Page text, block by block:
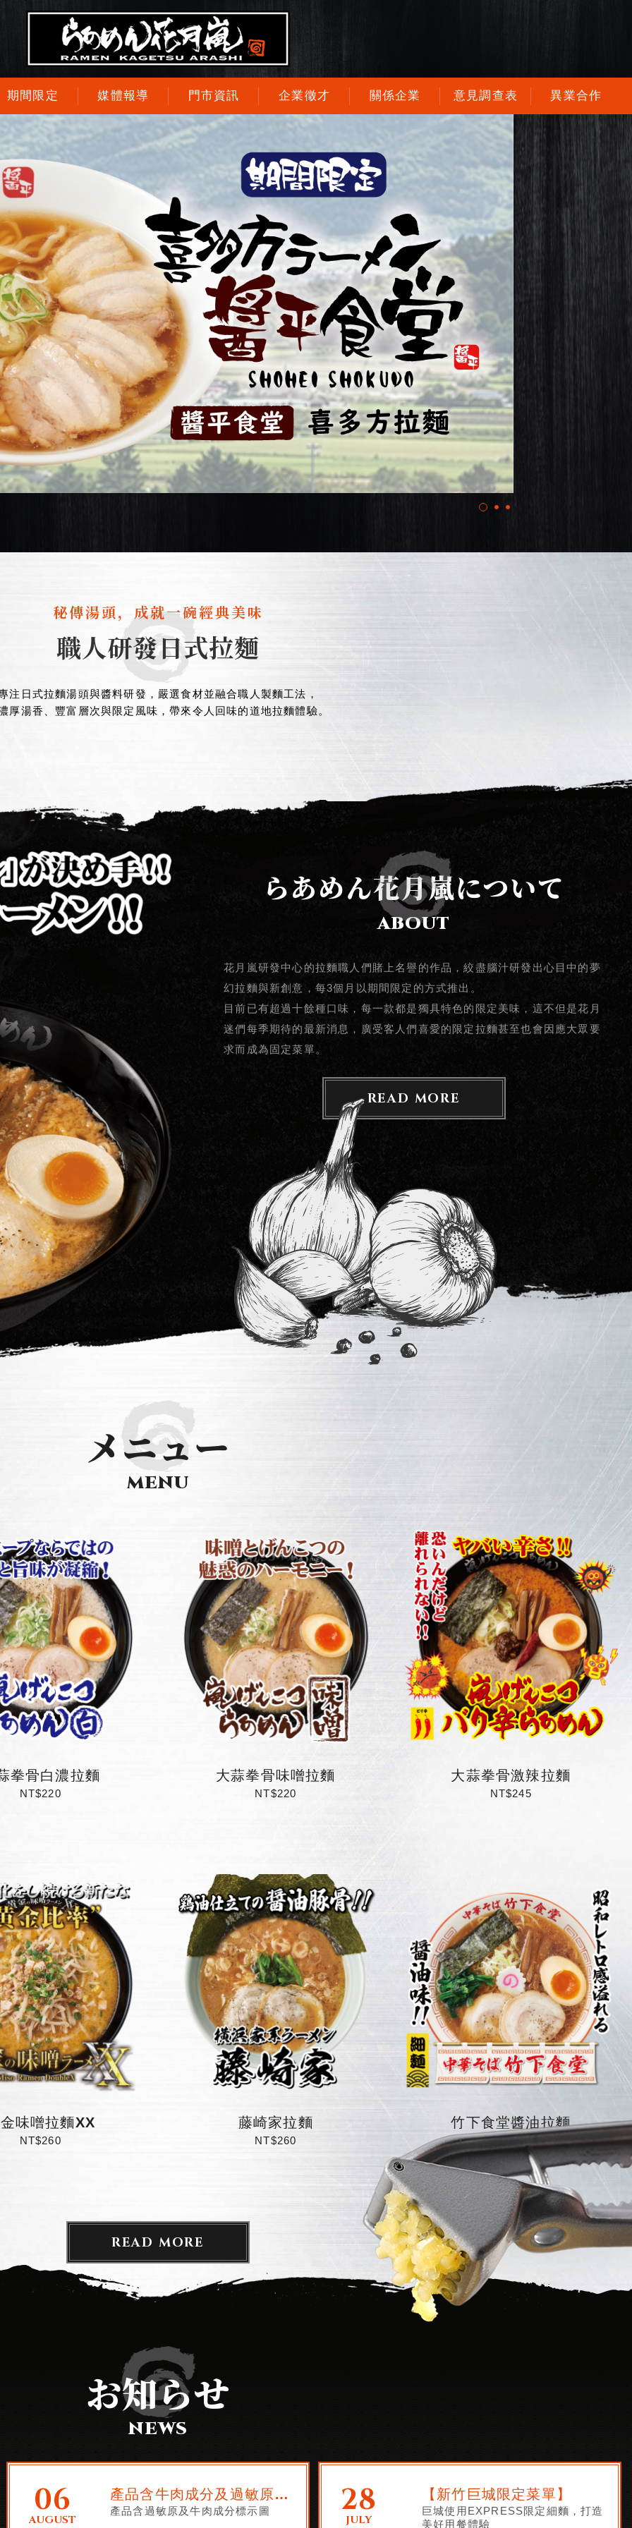
期間限定 媒體報導 門市資訊 企業徵才 關係企業 意見調查表 異業合作
秘傳湯頭，成就一碗經典美味
職人研發日式拉麵
注日式拉麵湯頭與醬料研發，嚴選食材並融合職人製麵工法，
厚湯香、豐富層次與限定風味，帶來令人回味的道地拉麵體驗。
らあめん花月嵐について
ABOUT
花月嵐研發中心的拉麵職人們賭上名譽的作品，絞盡腦汁研發出心目中的夢
幻拉麵與新創意，每3個月以期間限定的方式推出。
目前已有超過十餘種口味，每一款都是獨具特色的限定美味，這不但是花月
迷們每季期待的最新消息，廣受客人們喜愛的限定拉麵甚至也會因應大眾要
求而成為固定菜單。
READ MORE
メニュー
MENU
拳骨白濃拉麵
NT$220
大蒜拳骨味噌拉麵
NT$220
大蒜拳骨激辣拉麵
NT$245
味噌拉麵XX
NT$260
藤崎家拉麵
NT$260
竹下食堂醬油拉麵
NT$240
READ MORE
お知らせ
NEWS
06
AUGUST
產品含牛肉成分及過敏原成分表
產品含過敏原及牛肉成分標示圖 28
JULY
【新竹巨城限定菜單】
巨城使用EXPRESS限定細麵，打造
美好用餐體驗